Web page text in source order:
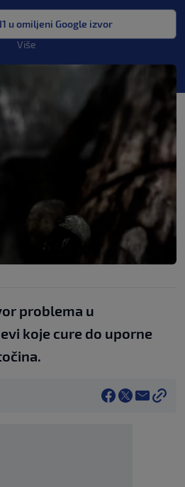
u omiljeni Google izvor
Više
problema u
koje cure do uporne